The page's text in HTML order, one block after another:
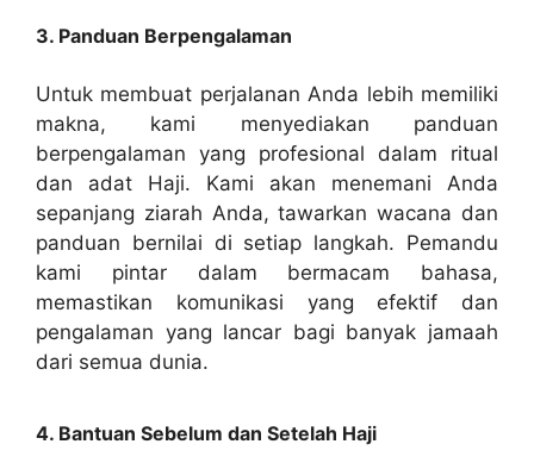
3. Panduan Berpengalaman
Untuk membuat perjalanan Anda lebih memiliki
makna, kami menyediakan panduan
berpengalaman yang profesional dalam ritual
dan adat Haji. Kami akan menemani Anda
sepanjang ziarah Anda, tawarkan wacana dan
panduan bernilai di setiap langkah. Pemandu
kami pintar dalam bermacam bahasa,
memastikan komunikasi yang efektif dan
pengalaman yang lancar bagi banyak jamaah
dari semua dunia.
4. Bantuan Sebelum dan Setelah Haji